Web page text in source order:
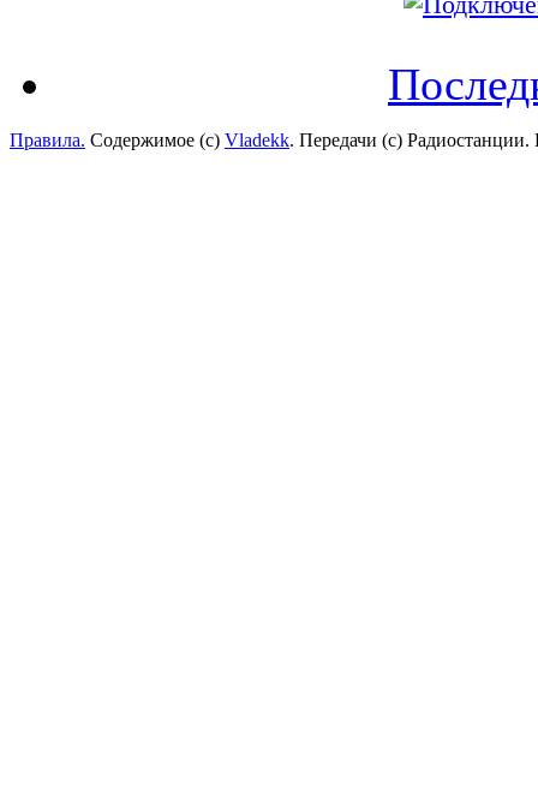
Правила. Содержимое (с) Vladekk. Передачи (с)